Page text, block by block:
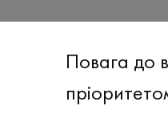
Повага до